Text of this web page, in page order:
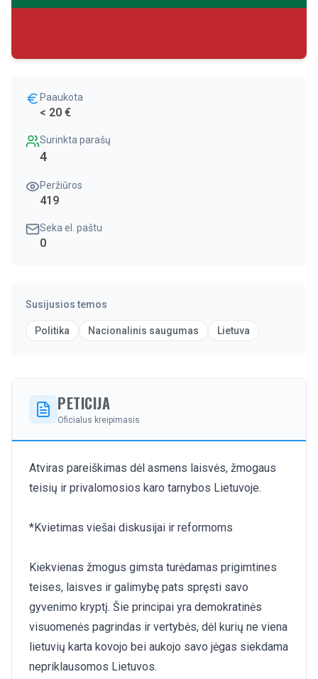
Paaukota
< 20 €
Surinkta parašų
4
Peržiūros
419
Seka el. paštu
0
Susijusios temos
Politika Nacionalinis saugumas Lietuva
PETICIJA
Oficialus kreipimasis
Atviras pareiškimas dėl asmens laisvės, žmogaus
teisių ir privalomosios karo tarnybos Lietuvoje.
*Kvietimas viešai diskusijai ir reformoms
Kiekvienas žmogus gimsta turėdamas prigimtines
teises, laisves ir galimybę pats spręsti savo
gyvenimo kryptį. Šie principai yra demokratinės
visuomenės pagrindas ir vertybės, dėl kurių ne viena
lietuvių karta kovojo bei aukojo savo jėgas siekdama
nepriklausomos Lietuvos.